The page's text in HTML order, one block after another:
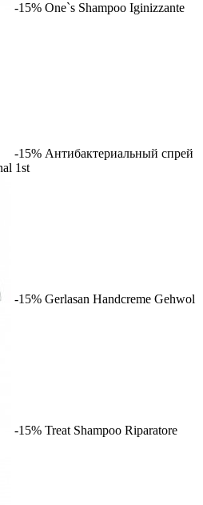
-15% One`s Shampoo Iginizzante
-15% Антибактериальный спрей
1st
-15% Gerlasan Handcreme Gehwol
-15% Treat Shampoo Riparatore